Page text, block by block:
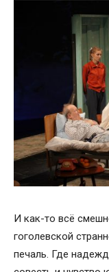
И как-то всё
гоголевской
печаль. Где